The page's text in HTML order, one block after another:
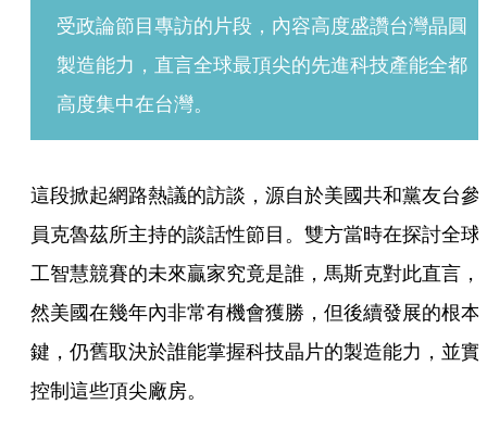
受政論節目專訪的片段，內容高度盛讚台灣晶圓
製造能力，直言全球最頂尖的先進科技產能全都
高度集中在台灣。
這段掀起網路熱議的訪談，源自於美國共和黨友台參
員克魯茲所主持的談話性節目。雙方當時在探討全球
工智慧競賽的未來贏家究竟是誰，馬斯克對此直言，
然美國在幾年內非常有機會獲勝，但後續發展的根本
鍵，仍舊取決於誰能掌握科技晶片的製造能力，並實
控制這些頂尖廠房。